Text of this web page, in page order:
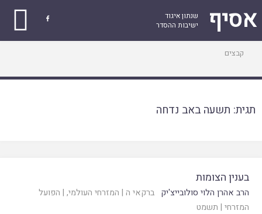
אסיף
שנתון איגוד
ישיבות ההסדר

עמוד
קבצים
תגית: תשעה באב נדחה
בענין הצומות
הרב אהרן הלוי סולובייצ'יק ברקאי ה | המזרחי העולמי, | הפועל
המזרחי | תשמט